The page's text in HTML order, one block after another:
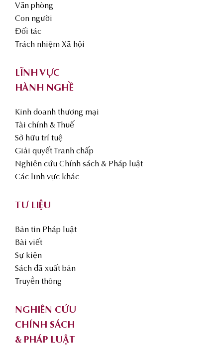
Văn phòng
Con người
Đối tác
Trách nhiệm Xã hội
LĨNH VỰC
HÀNH NGHỀ
Kinh doanh thương mại
Tài chính & Thuế
Sở hữu trí tuệ
Giải quyết Tranh chấp
Nghiên cứu Chính sách & Pháp luật
Các lĩnh vực khác
TƯ LIỆU
Bản tin Pháp luật
Bài viết
Sự kiện
Sách đã xuất bản
Truyền thông
NGHIÊN CỨU
CHÍNH SÁCH
& PHÁP LUẬT